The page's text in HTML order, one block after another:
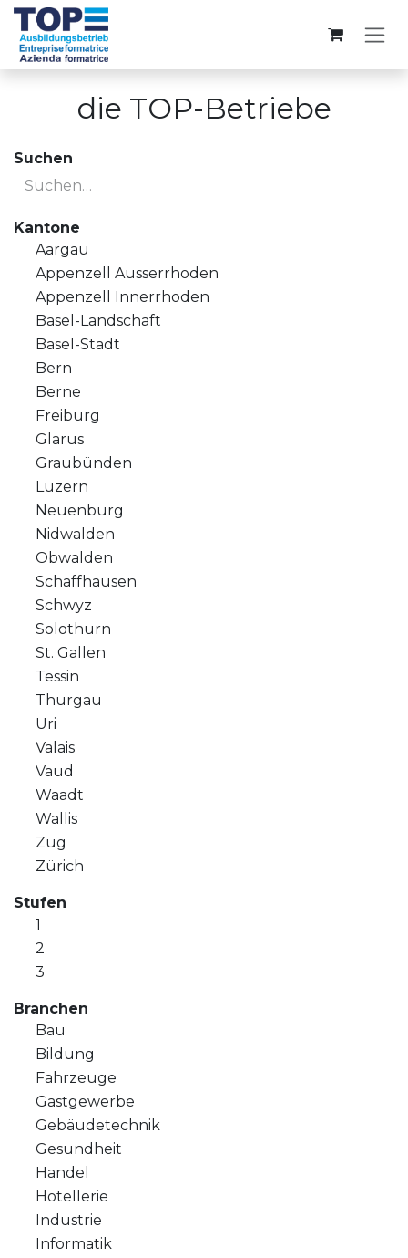
Zum Inhalt springen
die TOP-Betriebe
Suchen
Kantone
Aargau
Appenzell Ausserrhoden
Appenzell Innerrhoden
Basel-Landschaft
Basel-Stadt
Bern
Berne
Freiburg
Glarus
Graubünden
Luzern
Neuenburg
Nidwalden
Obwalden
Schaffhausen
Schwyz
Solothurn
St. Gallen
Tessin
Thurgau
Uri
Valais
Vaud
Waadt
Wallis
Zug
Zürich
Stufen
1
2
3
Branchen
Bau
Bildung
Fahrzeuge
Gastgewerbe
Gebäudetechnik
Gesundheit
Handel
Hotellerie
Industrie
Informatik